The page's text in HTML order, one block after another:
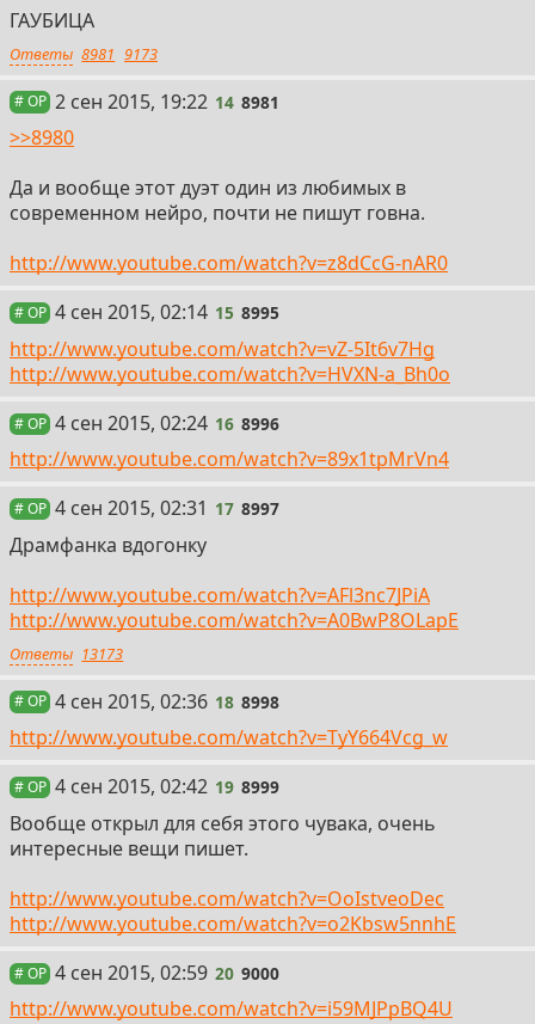
ГАУБИЦА
Ответы 8981 9173
# OP 14
2 сен 2015, 19:22 14 8981
>>8980
Да и вообще этот дуэт один из любимых в
современном нейро, почти не пишут говна.
http://www.youtube.com/watch?v=z8dCcG-nAR0
# OP 15
4 сен 2015, 02:14 15 8995
http://www.youtube.com/watch?v=vZ-5It6v7Hg
http://www.youtube.com/watch?v=HVXN-a_Bh0o
# OP 16
4 сен 2015, 02:24 16 8996
http://www.youtube.com/watch?v=89x1tpMrVn4
# OP 17
4 сен 2015, 02:31 17 8997
Драмфанка вдогонку
http://www.youtube.com/watch?v=AFl3nc7JPiA
http://www.youtube.com/watch?v=A0BwP8OLapE
Ответы 13173
# OP 18
4 сен 2015, 02:36 18 8998
http://www.youtube.com/watch?v=TyY664Vcg_w
# OP 19
4 сен 2015, 02:42 19 8999
Вообще открыл для себя этого чувака, очень
интересные вещи пишет.
http://www.youtube.com/watch?v=OoIstveoDec
http://www.youtube.com/watch?v=o2Kbsw5nnhE
# OP 20
4 сен 2015, 02:59 20 9000
http://www.youtube.com/watch?v=i59MJPpBQ4U